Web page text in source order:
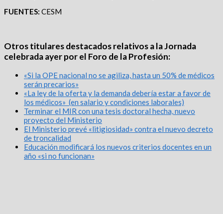
FUENTES: CESM
Otros titulares destacados relativos a la Jornada
celebrada ayer por el Foro de la Profesión:
«Si la OPE nacional no se agiliza, hasta un 50% de médicos
serán precarios»
«La ley de la oferta y la demanda debería estar a favor de
los médicos» (en salario y condiciones laborales)
Terminar el MIR con una tesis doctoral hecha, nuevo
proyecto del Ministerio
El Ministerio prevé «litigiosidad» contra el nuevo decreto
de troncalidad
Educación modificará los nuevos criterios docentes en un
año «si no funcionan»